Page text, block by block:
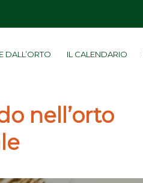
DALL’ORTO IL CALENDARIO
nell’orto